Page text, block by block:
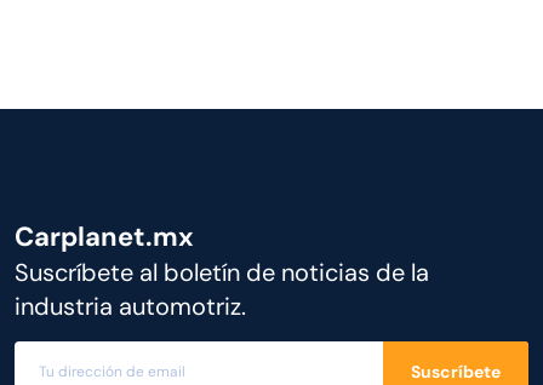
Carplanet.mx
Suscríbete al boletín de noticias de la
industria automotriz.
Suscríbete